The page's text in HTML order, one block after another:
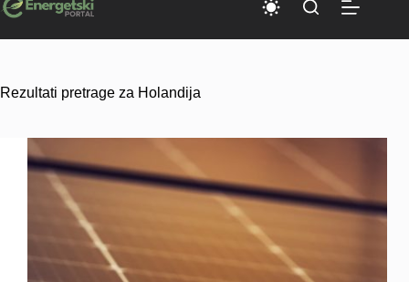
Rezultati pretrage za Holandija